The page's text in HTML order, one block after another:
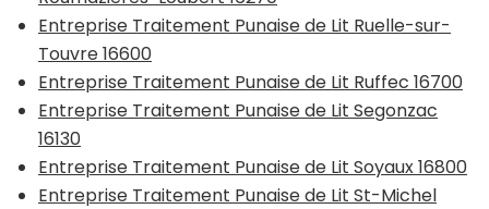
Entreprise Traitement Punaise de Lit Ruelle-sur-
Touvre 16600
Entreprise Traitement Punaise de Lit Ruffec 16700
Entreprise Traitement Punaise de Lit Segonzac
16130
Entreprise Traitement Punaise de Lit Soyaux 16800
Entreprise Traitement Punaise de Lit St-Michel